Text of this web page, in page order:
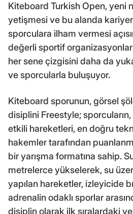
Kiteboard Turkish Open, yeni
yetişmesi ve bu alanda
sporculara ilham vermesi
değerli sportif
her sene çizgisini daha da
ve sporcularla buluşuyor.
Kiteboard sporunun, görsel
disiplini Freestyle;
etkili hareketleri, en doğru
hakemler tarafından
bir yarışma formatına sahip.
metrelerce yükselerek, su
yapılan hareketler, izleyicide
adrenalin odaklı sporlar
disiplin olarak ilk sıralardaki